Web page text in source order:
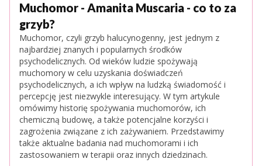
Muchomor - Amanita Muscaria - co to za
grzyb?
Muchomor, czyli grzyb halucynogenny, jest jednym z
najbardziej znanych i popularnych środków
psychodelicznych. Od wieków ludzie spożywają
muchomory w celu uzyskania doświadczeń
psychodelicznych, a ich wpływ na ludzką świadomość i
percepcję jest niezwykle interesujący. W tym artykule
omówimy historię spożywania muchomorów, ich
chemiczną budowę, a także potencjalne korzyści i
zagrożenia związane z ich zażywaniem. Przedstawimy
także aktualne badania nad muchomorami i ich
zastosowaniem w terapii oraz innych dziedzinach.